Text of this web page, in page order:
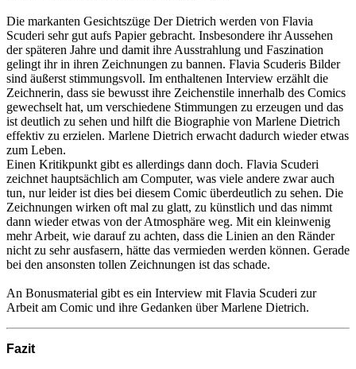
Die markanten Gesichtszüge Der Dietrich werden von Flavia
Scuderi sehr gut aufs Papier gebracht. Insbesondere ihr Aussehen
der späteren Jahre und damit ihre Ausstrahlung und Faszination
gelingt ihr in ihren Zeichnungen zu bannen. Flavia Scuderis Bilder
sind äußerst stimmungsvoll. Im enthaltenen Interview erzählt die
Zeichnerin, dass sie bewusst ihre Zeichenstile innerhalb des Comics
gewechselt hat, um verschiedene Stimmungen zu erzeugen und das
ist deutlich zu sehen und hilft die Biographie von Marlene Dietrich
effektiv zu erzielen. Marlene Dietrich erwacht dadurch wieder etwas
zum Leben.
Einen Kritikpunkt gibt es allerdings dann doch. Flavia Scuderi
zeichnet hauptsächlich am Computer, was viele andere zwar auch
tun, nur leider ist dies bei diesem Comic überdeutlich zu sehen. Die
Zeichnungen wirken oft mal zu glatt, zu künstlich und das nimmt
dann wieder etwas von der Atmosphäre weg. Mit ein kleinwenig
mehr Arbeit, wie darauf zu achten, dass die Linien an den Ränder
nicht zu sehr ausfasern, hätte das vermieden werden können. Gerade
bei den ansonsten tollen Zeichnungen ist das schade.
An Bonusmaterial gibt es ein Interview mit Flavia Scuderi zur
Arbeit am Comic und ihre Gedanken über Marlene Dietrich.
Fazit